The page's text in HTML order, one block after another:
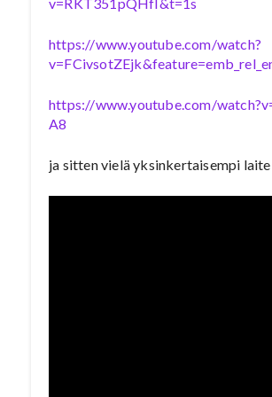
v=RKT351pQHfI&t=1s
https://www.youtube.com/watch?
https://www.youtube.com/
A8
ja sitten vielä yksinkertaisempi laite